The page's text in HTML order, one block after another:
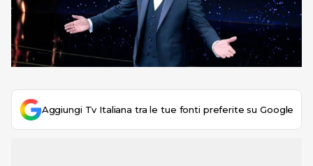
Aggiungi Tv Italiana tra le tue fonti preferite su Google